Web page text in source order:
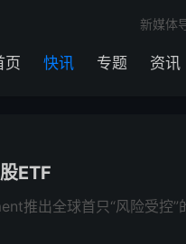
页 快讯 专题 资讯
新媒体
ETF
推出全球首只“风险受控”